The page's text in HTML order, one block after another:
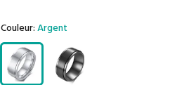
Couleur:Argent